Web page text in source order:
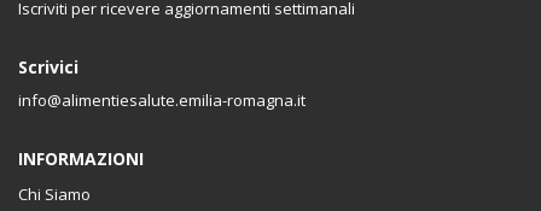
Iscriviti per ricevere aggiornamenti settimanali
Scrivici
info@alimentiesalute.emilia-romagna.it
INFORMAZIONI
Chi Siamo